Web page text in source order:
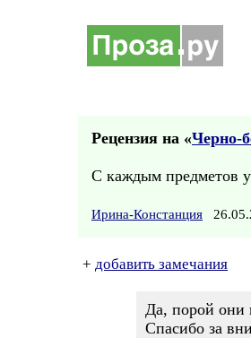
Рецензия на «Черно-
С каждым предметов у
Ирина-Констанция
+ добавить замечания
Да, порой они
Спасибо за